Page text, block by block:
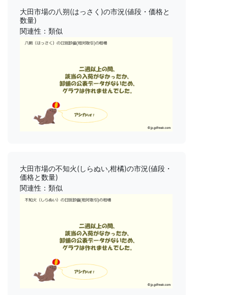
大田市場の八朔(はっさく)の市況(値段・価格と
数量)
関連性：類似
大田市場の不知火(しらぬい,柑橘)の市況(値段・
価格と数量)
関連性：類似